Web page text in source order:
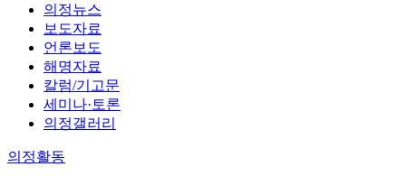
의정뉴스
보도자료
언론보도
해명자료
칼럼/기고문
세미나·토론
의정갤러리
의정활동